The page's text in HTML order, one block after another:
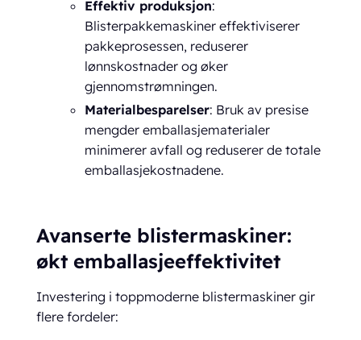
Effektiv produksjon:
Blisterpakkemaskiner effektiviserer
pakkeprosessen, reduserer
lønnskostnader og øker
gjennomstrømningen.
Materialbesparelser: Bruk av presise
mengder emballasjematerialer
minimerer avfall og reduserer de totale
emballasjekostnadene.
Avanserte blistermaskiner:
økt emballasjeeffektivitet
Investering i toppmoderne blistermaskiner gir
flere fordeler: